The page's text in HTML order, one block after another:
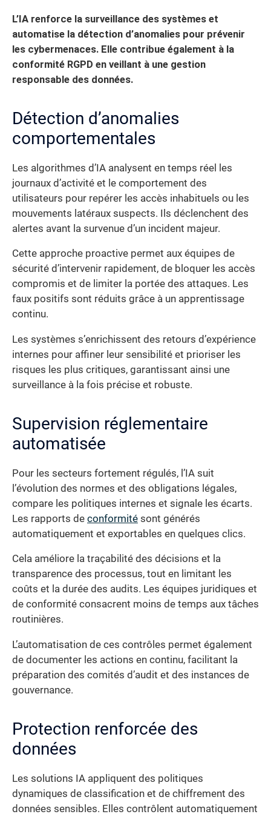
L’IA renforce la surveillance des systèmes et
automatise la détection d’anomalies pour prévenir
les cybermenaces. Elle contribue également à la
conformité RGPD en veillant à une gestion
responsable des données.
Détection d’anomalies
comportementales
Les algorithmes d’IA analysent en temps réel les
journaux d’activité et le comportement des
utilisateurs pour repérer les accès inhabituels ou les
mouvements latéraux suspects. Ils déclenchent des
alertes avant la survenue d’un incident majeur.
Cette approche proactive permet aux équipes de
sécurité d’intervenir rapidement, de bloquer les accès
compromis et de limiter la portée des attaques. Les
faux positifs sont réduits grâce à un apprentissage
continu.
Les systèmes s’enrichissent des retours d’expérience
internes pour affiner leur sensibilité et prioriser les
risques les plus critiques, garantissant ainsi une
surveillance à la fois précise et robuste.
Supervision réglementaire
automatisée
Pour les secteurs fortement régulés, l’IA suit
l’évolution des normes et des obligations légales,
compare les politiques internes et signale les écarts.
Les rapports de conformité sont générés
automatiquement et exportables en quelques clics.
Cela améliore la traçabilité des décisions et la
transparence des processus, tout en limitant les
coûts et la durée des audits. Les équipes juridiques et
de conformité consacrent moins de temps aux tâches
routinières.
L’automatisation de ces contrôles permet également
de documenter les actions en continu, facilitant la
préparation des comités d’audit et des instances de
gouvernance.
Protection renforcée des
données
Les solutions IA appliquent des politiques
dynamiques de classification et de chiffrement des
données sensibles. Elles contrôlent automatiquement